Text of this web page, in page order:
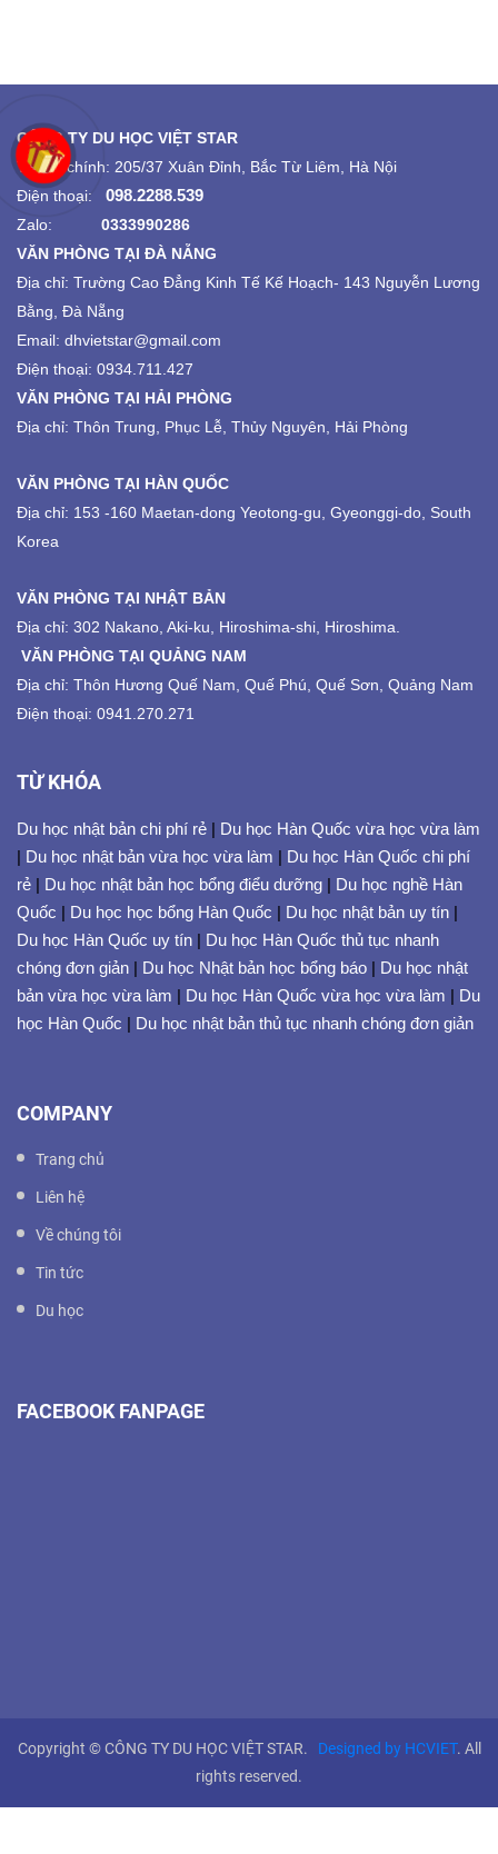
CÔNG TY DU HỌC VIỆT STAR
Trụ sở chính: 205/37 Xuân Đỉnh, Bắc Từ Liêm, Hà Nội
Điện thoại:
098.2288.539
Zalo: 0333990286
VĂN PHÒNG TẠI ĐÀ NẴNG
Địa chỉ: Trường Cao Đẳng Kinh Tế Kế Hoạch- 143 Nguyễn Lương
Bằng, Đà Nẵng
Email: dhvietstar@gmail.com
Điện thoại: 0934.711.427
VĂN PHÒNG TẠI HẢI PHÒNG
Địa chỉ: Thôn Trung, Phục Lễ, Thủy Nguyên, Hải Phòng
VĂN PHÒNG TẠI HÀN QUỐC
Địa chỉ: 153 -160 Maetan-dong Yeotong-gu, Gyeonggi-do, South
Korea
VĂN PHÒNG TẠI NHẬT BẢN
Địa chỉ: 302 Nakano, Aki-ku, Hiroshima-shi, Hiroshima.
VĂN PHÒNG TẠI QUẢNG NAM
Địa chỉ: Thôn Hương Quế Nam, Quế Phú, Quế Sơn, Quảng Nam
Điện thoại: 0941.270.271
TỪ KHÓA
Du học nhật bản chi phí rẻ | Du học Hàn Quốc vừa học vừa làm
| Du học nhật bản vừa học vừa làm | Du học Hàn Quốc chi phí
rẻ | Du học nhật bản học bổng điểu dưỡng | Du học nghề Hàn
Quốc | Du học học bổng Hàn Quốc | Du học nhật bản uy tín |
Du học Hàn Quốc uy tín | Du học Hàn Quốc thủ tục nhanh
chóng đơn giản | Du học Nhật bản học bổng báo | Du học nhật
bản vừa học vừa làm | Du học Hàn Quốc vừa học vừa làm | Du
học Hàn Quốc | Du học nhật bản thủ tục nhanh chóng đơn giản
COMPANY
Trang chủ
Liên hệ
Về chúng tôi
Tin tức
Du học
FACEBOOK FANPAGE
Copyright © CÔNG TY DU HỌC VIỆT STAR. Designed by HCVIET. All
rights reserved.